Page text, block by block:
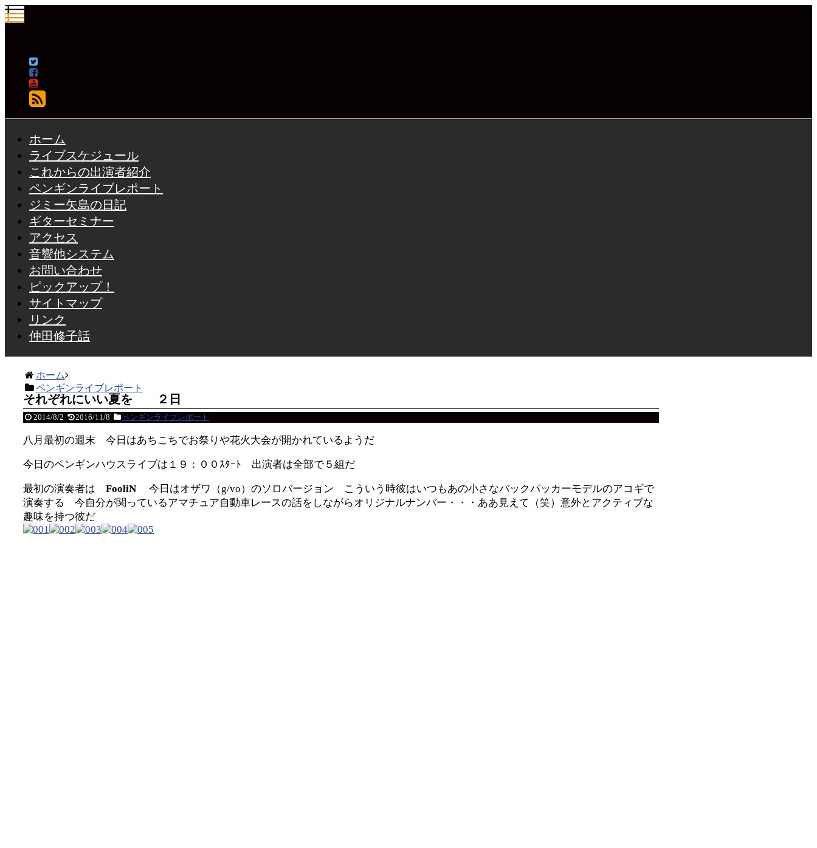
ホーム
ライブスケジュール
これからの出演者紹介
ペンギンライブレポート
ジミー矢島の日記
ギターセミナー
アクセス
音響他システム
お問い合わせ
ピックアップ！
サイトマップ
リンク
仲田修子話
ホーム
ペンギンライブレポート
それぞれにいい夏を ２日
2014/8/2 2016/11/8 ペンギンライブレポート
八月最初の週末 今日はあちこちでお祭りや花火大会が開かれているようだ
今日のペンギンハウスライブは１９：００ｽﾀｰﾄ 出演者は全部で５組だ
最初の演奏者は FooliN 今日はオザワ（g/vo）のソロバージョン こういう時彼はいつもあの小さなバックパッカーモデルのアコギで
演奏する 今自分が関っているアマチュア自動車レースの話をしながらオリジナルナンバー・・・ああ見えて（笑）意外とアクティブな
趣味を持つ彼だ